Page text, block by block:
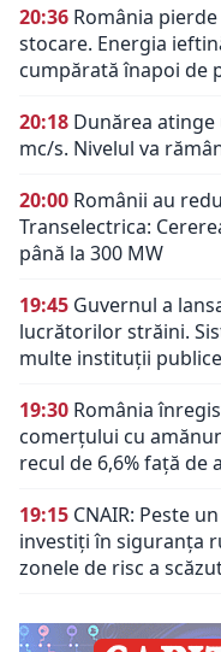
20:36 România
stocare. Energia
cumpărată înapoi de
20:18 Dunărea
mc/s. Nivelul va
20:00 Românii au
Transelectrica:
până la 300 MW
19:45 Guvernul a
lucrătorilor străini.
multe instituții publice
19:30 România
comerțului cu
recul de 6,6% față de
19:15 CNAIR: Peste
investiți în siguranța
zonele de risc a